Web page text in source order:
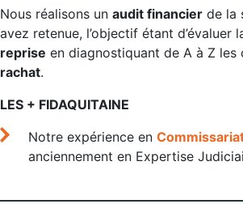
Nous réalisons un audit financier de la
avez retenue, l’objectif étant d’évaluer
reprise en diagnostiquant de A à Z les
rachat.
LES + FIDAQUITAINE
Notre expérience en
anciennement en Expertise